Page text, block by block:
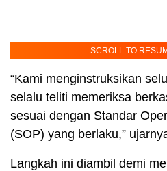
SCROLL TO
“Kami menginstruksikan
selalu teliti memeriksa
sesuai dengan Standar
(SOP) yang berlaku,”
Langkah ini diambil demi